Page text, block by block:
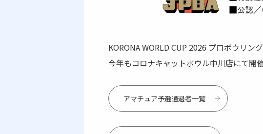
KORONA WORLD CUP 2026 プロボウリン
今年もコロナキャットボウル中川店にて開
アマチュア予選通過者一覧